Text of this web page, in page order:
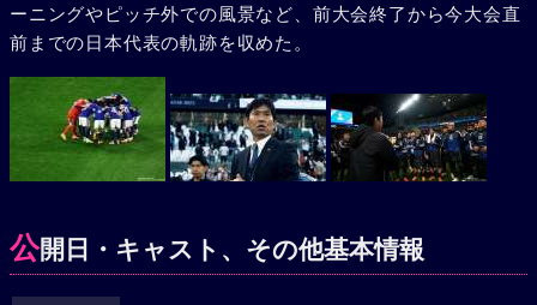
ーニングやピッチ外での風景など、前大会終了から今大会直
前までの日本代表の軌跡を収めた。
公開日・キャスト、その他基本情報